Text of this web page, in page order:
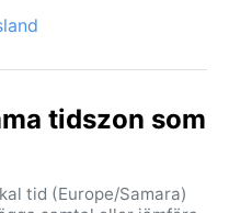
tidszon som
tid (Europe/Samara)